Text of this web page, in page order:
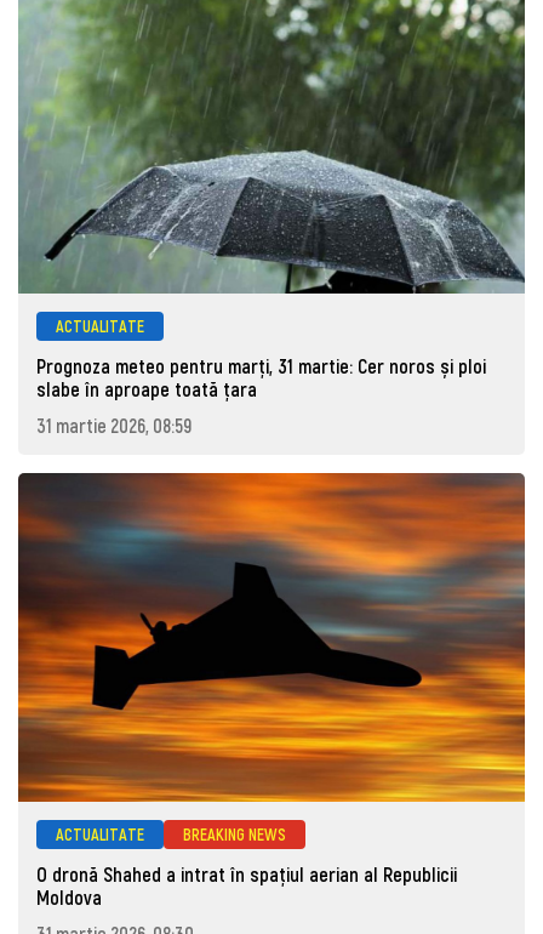
ACTUALITATE
Prognoza meteo pentru marţi, 31 martie: Cer noros și ploi
slabe în aproape toată țara
31 martie 2026, 08:59
ACTUALITATE BREAKING NEWS
O dronă Shahed a intrat în spațiul aerian al Republicii
Moldova